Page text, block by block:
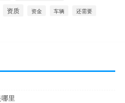
资质 资金 车辆 还需要
里